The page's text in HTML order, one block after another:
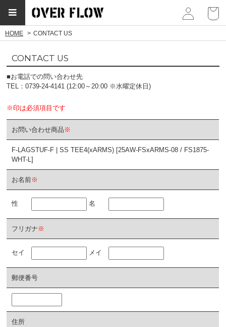
HOME CONTACT US
CONTACT US
■お電話での問い合わせ先
TEL：0739-24-4141 (12:00～20:00 ※水曜定休日)
※印は必須項目です
お問い合わせ商品 ※
F-LAGSTUF-F | SS TEE4(xARMS) [25AW-FSxARMS-08 / FS1875-
WHT-L]
お名前※
性 名
フリガナ ※
セイ メイ
郵便番号
住所